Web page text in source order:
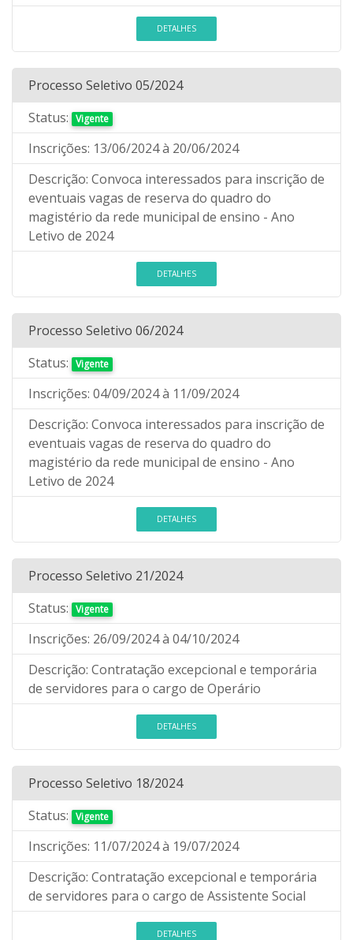
DETALHES
Processo Seletivo 05/2024
Status: Vigente
Inscrições: 13/06/2024à 20/06/2024
Descrição: Convoca interessados para inscrição de
eventuais vagas de reserva do quadro do
magistério da rede municipal de ensino - Ano
Letivo de 2024
DETALHES
Processo Seletivo 06/2024
Status: Vigente
Inscrições: 04/09/2024à 11/09/2024
Descrição: Convoca interessados para inscrição de
eventuais vagas de reserva do quadro do
magistério da rede municipal de ensino - Ano
Letivo de 2024
DETALHES
Processo Seletivo 21/2024
Status: Vigente
Inscrições: 26/09/2024à 04/10/2024
Descrição: Contratação excepcional e temporária
de servidores para o cargo de Operário
DETALHES
Processo Seletivo 18/2024
Status: Vigente
Inscrições: 11/07/2024à 19/07/2024
Descrição: Contratação excepcional e temporária
de servidores para o cargo de Assistente Social
DETALHES